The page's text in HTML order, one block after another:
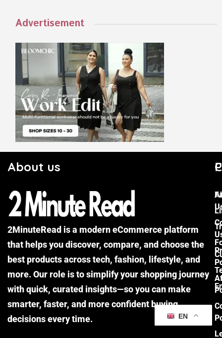
Advertisement
About us
2MinuteRead is a modern eCommerce platform
that helps you discover, compare, and choose the
best products across tech, fashion, lifestyle, and
more. Our role is to simplify your shopping journey
with quick, curated insights—so you can make
smarter, faster, and more confident buying
decisions every time.
EN